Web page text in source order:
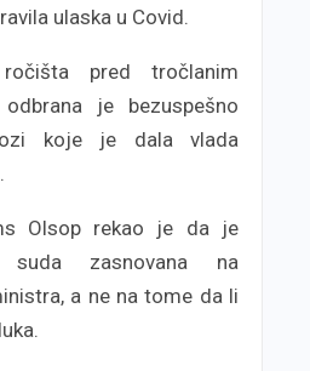
ulaska u Covid.
pred tročlanim
je bezuspešno
koje je dala vlada
Olsop rekao je da je
suda zasnovana na
a ne na tome da li